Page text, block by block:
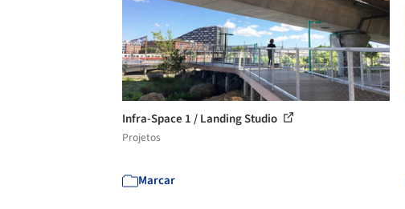
Infra-Space 1 / Landing Studio
Projetos
Marcar